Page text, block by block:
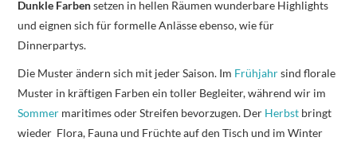
Dunkle Farbensetzen in hellen Räumen wunderbare Highlights
und eignen sich für formelle Anlässe ebenso, wie für
Dinnerpartys.
Die Muster ändern sich mit jeder Saison. Im Frühjahrsind florale
Muster in kräftigen Farben ein toller Begleiter, während wir im
Sommer maritimes oder Streifen bevorzugen. Der Herbst bringt
wieder Flora, Fauna und Früchte auf den Tisch und im Winter